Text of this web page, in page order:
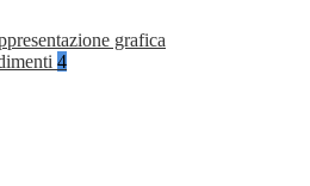
grafica
4